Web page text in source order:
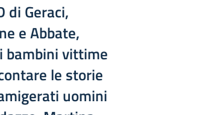
di Geraci,
e Abbate,
bambini vittime
le storie
uomini